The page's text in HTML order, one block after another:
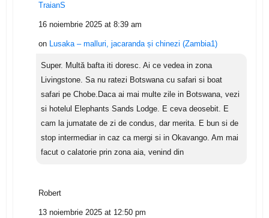
TraianS
16 noiembrie 2025 at 8:39 am
on Lusaka – malluri, jacaranda și chinezi (Zambia1)
Super. Multă bafta iti doresc. Ai ce vedea in zona
Livingstone. Sa nu ratezi Botswana cu safari si boat
safari pe Chobe.Daca ai mai multe zile in Botswana, vezi
si hotelul Elephants Sands Lodge. E ceva deosebit. E
cam la jumatate de zi de condus, dar merita. E bun si de
stop intermediar in caz ca mergi si in Okavango. Am mai
facut o calatorie prin zona aia, venind din
Robert
13 noiembrie 2025 at 12:50 pm